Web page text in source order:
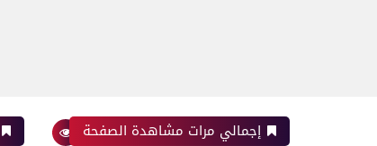
إجمالي مرات مشاهدة الصفحة